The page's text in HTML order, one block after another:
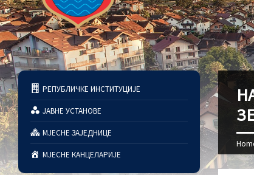
РЕПУБЛИЧКЕ ИНСТИТУЦИЈЕ
ЈАВНЕ УСТАНОВЕ
МЈЕСНЕ ЗАЈЕДНИЦЕ
МЈЕСНЕ КАНЦЕЛАРИЈЕ